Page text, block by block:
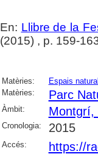
En: Llibre de la
(2015) , p. 159-
Matèries: Espais
Matèries:
Parc
Àmbit: Montgrí,
Cronologia: 2015
Accés: https://